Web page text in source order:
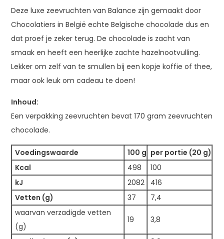
Deze luxe zeevruchten van Balance zijn gemaakt door
Chocolatiers in België echte Belgische chocolade dus en
dat proef je zeker terug. De chocolade is zacht van
smaak en heeft een heerlijke zachte hazelnootvulling.
Lekker om zelf van te smullen bij een kopje koffie of thee,
maar ook leuk om cadeau te doen!
Inhoud:
Een verpakking zeevruchten bevat 170 gram zeevruchten
chocolade.
Voedingswaarde 100 g per portie (20 g)
Kcal
498
100
kJ
2082
416
Vetten (g)
37
7,4
waarvan verzadigde vetten
(g)
19 3,8